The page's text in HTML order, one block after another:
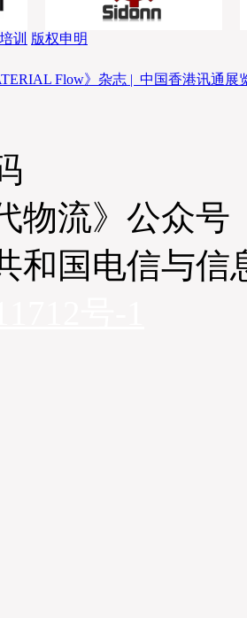
全隐患，获得了客户的认可与好
纤纺织业的领军企业，经过与该
多种适合化纤和纺织生产工况
未来，木牛流马还将继续深耕
力，木牛流马作为中国国内知
近60个城市，成功交付了包括
矿业及勘探、化纤纺织、家具等
训 版权申明
Flow》杂志 | 中国香港讯通展
物流》公众号
和国电信与